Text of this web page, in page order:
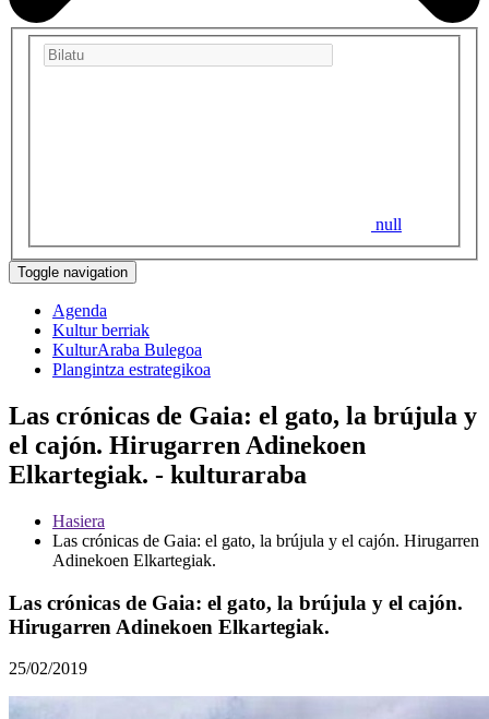
null
Toggle navigation
Agenda
Kultur berriak
KulturAraba Bulegoa
Plangintza estrategikoa
Las crónicas de Gaia: el gato, la brújula y
el cajón. Hirugarren Adinekoen
Elkartegiak. - kulturaraba
Hasiera
Las crónicas de Gaia: el gato, la brújula y el cajón. Hirugarren
Adinekoen Elkartegiak.
Las crónicas de Gaia: el gato, la brújula y el cajón.
Hirugarren Adinekoen Elkartegiak.
25/02/2019